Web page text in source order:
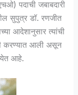
पदाची जबाबदारी
सुपुत्र डॉ. रणजीत
आदेशानुसार त्यांची
करण्यात आली असून
येत आहे.